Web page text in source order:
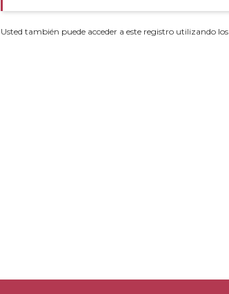
Usted también puede acceder a este registro utilizando los